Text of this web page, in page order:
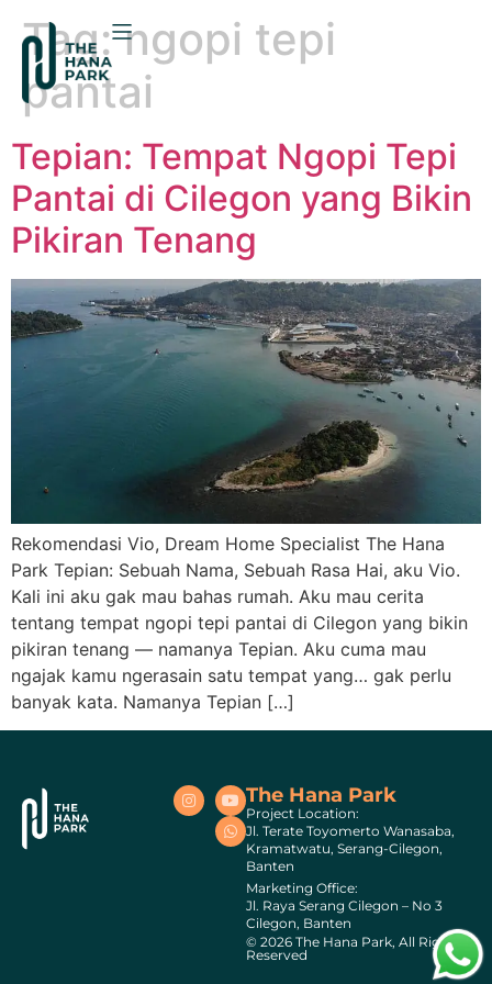
Tag:ngopi tepi
pantai
Tepian: Tempat Ngopi Tepi
Pantai di Cilegon yang Bikin
Pikiran Tenang
Rekomendasi Vio, Dream Home Specialist The Hana
Park Tepian: Sebuah Nama, Sebuah Rasa Hai, aku Vio.
Kali ini aku gak mau bahas rumah. Aku mau cerita
tentang tempat ngopi tepi pantai di Cilegon yang bikin
pikiran tenang — namanya Tepian. Aku cuma mau
ngajak kamu ngerasain satu tempat yang… gak perlu
banyak kata. Namanya Tepian […]
The Hana Park
Project Location:
Jl. Terate Toyomerto Wanasaba,
Kramatwatu, Serang-Cilegon,
Banten
Marketing Office:
Jl. Raya Serang Cilegon – No 3
Cilegon, Banten
© 2026 The Hana Park, All Rights
Reserved